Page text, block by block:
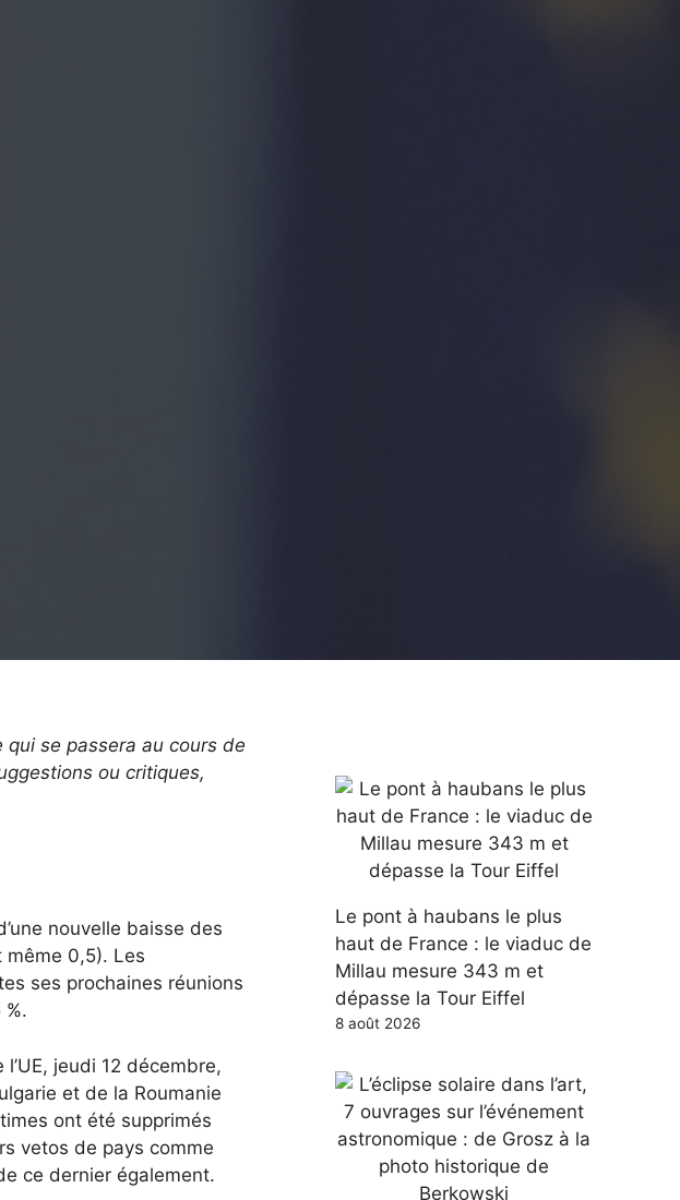
se passera au cours de
ou critiques,
nouvelle baisse des
0,5). Les
ses prochaines réunions
jeudi 12 décembre,
et de la Roumanie
ont été supprimés
vetos de pays comme
ce dernier également.
Le pont à haubans le plus
haut de France : le viaduc de
Millau mesure 343 m et
dépasse la Tour Eiffel
8 août 2026